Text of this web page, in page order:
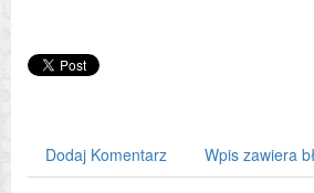
Dodaj Komentarz Wpis zawiera